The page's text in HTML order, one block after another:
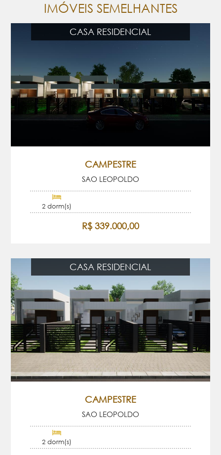
IMÓVEIS SEMELHANTES
CASA RESIDENCIAL
CAMPESTRE
SAO LEOPOLDO
2 dorm(s)
R$ 339.000,00
CASA RESIDENCIAL
CAMPESTRE
SAO LEOPOLDO
2 dorm(s)